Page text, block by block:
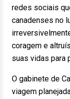
redes sociais
canadenses no
coragem e
suas vidas para
O gabinete de
viagem